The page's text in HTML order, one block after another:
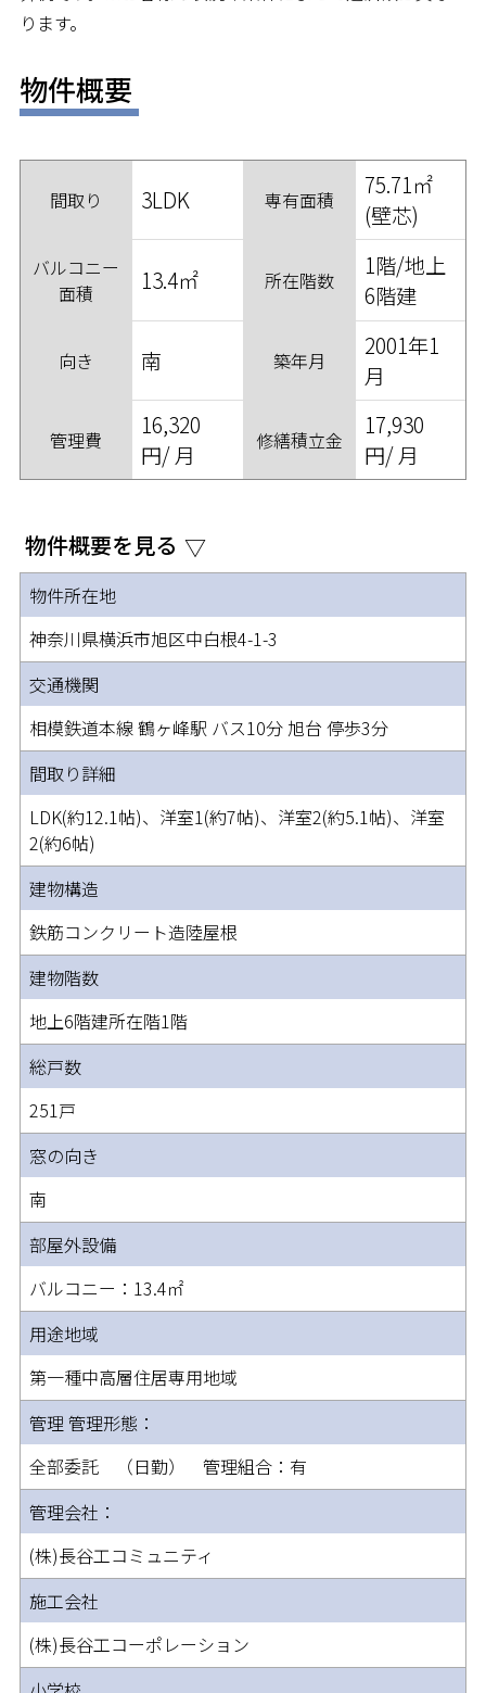
ります。
物件概要
間取り 3LDK 専有面積
75.71㎡
(壁芯)
バルコニー
面積
13.4㎡ 所在階数
1階/地上
6階建
向き 南 築年月
2001年1
月
管理費
16,320
円/ 月
修繕積立金
17,930
円/ 月
物件概要を見る
物件所在地
神奈川県横浜市旭区中白根4-1-3
交通機関
相模鉄道本線 鶴ヶ峰駅 バス10分 旭台 停歩3分
間取り詳細
LDK(約12.1帖)、洋室1(約7帖)、洋室2(約5.1帖)、洋室
2(約6帖)
建物構造
鉄筋コンクリート造陸屋根
建物階数
地上6階建所在階1階
総戸数
251戸
窓の向き
南
部屋外設備
バルコニー：13.4㎡
用途地域
第一種中高層住居専用地域
管理 管理形態：
全部委託 （日勤） 管理組合：有
管理会社：
(株)長谷工コミュニティ
施工会社
(株)長谷工コーポレーション